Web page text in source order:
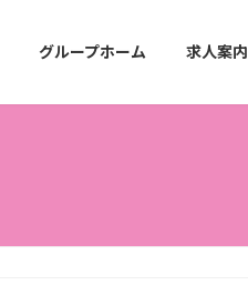
グループホーム 求人案内